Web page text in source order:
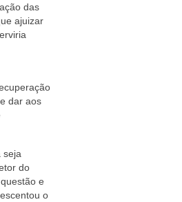
das
ajuizar
dar aos
seja
do
e
o